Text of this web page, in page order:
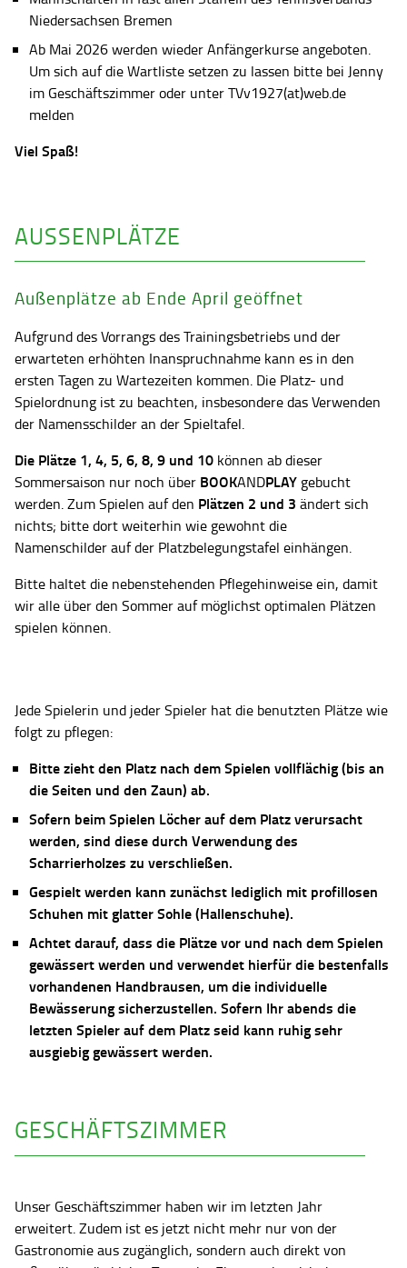
Niedersachsen Bremen
Ab Mai 2026 werden wieder Anfängerkurse angeboten.
Um sich auf die Wartliste setzen zu lassen bitte bei Jenny
im Geschäftszimmer oder unter TVv1927(at)web.de
melden
Viel Spaß!
AUSSENPLÄTZE
Außenplätze ab Ende April geöffnet
Aufgrund des Vorrangs des Trainingsbetriebs und der
erwarteten erhöhten Inanspruchnahme kann es in den
ersten Tagen zu Wartezeiten kommen. Die Platz- und
Spielordnung ist zu beachten, insbesondere das Verwenden
der Namensschilder an der Spieltafel.
Die Plätze 1, 4, 5, 6, 8, 9 und 10 können ab dieser
Sommersaison nur noch über BOOKANDPLAY gebucht
werden. Zum Spielen auf den Plätzen 2 und 3 ändert sich
nichts; bitte dort weiterhin wie gewohnt die
Namenschilder auf der Platzbelegungstafel einhängen.
Bitte haltet die nebenstehenden Pflegehinweise ein, damit
wir alle über den Sommer auf möglichst optimalen Plätzen
spielen können.
Jede Spielerin und jeder Spieler hat die benutzten Plätze wie
folgt zu pflegen:
Bitte zieht den Platz nach dem Spielen vollflächig (bis an
die Seiten und den Zaun) ab.
Sofern beim Spielen Löcher auf dem Platz verursacht
werden, sind diese durch Verwendung des
Scharrierholzes zu verschließen.
Gespielt werden kann zunächst lediglich mit profillosen
Schuhen mit glatter Sohle (Hallenschuhe).
Achtet darauf, dass die Plätze vor und nach dem Spielen
gewässert werden und verwendet hierfür die bestenfalls
vorhandenen Handbrausen, um die individuelle
Bewässerung sicherzustellen. Sofern Ihr abends die
letzten Spieler auf dem Platz seid kann ruhig sehr
ausgiebig gewässert werden.
GESCHÄFTSZIMMER
Unser Geschäftszimmer haben wir im letzten Jahr
erweitert. Zudem ist es jetzt nicht mehr nur von der
Gastronomie aus zugänglich, sondern auch direkt von